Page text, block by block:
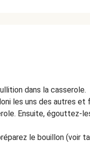
dans la casserole.
les uns des autres et
Ensuite, égouttez-
le bouillon (voir